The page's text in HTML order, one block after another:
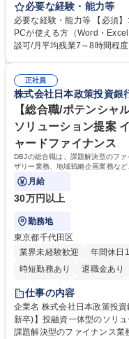
お客様のお声をより良い商品
様相談室でのお仕事です。 日々お客様からいただくキリングループへのご
意見を、企業活動に活かして
って対応、情報提供するとと
平均100件前後■メール・手紙：同上40件前後
相談室】お客様のお声をもと
必要な経験・能力等
必要な経験・能力等 【必須
PCが使える方（Word・
談可/月平均残業7～8時間程度 【入社後の研修】着任から1か月は電話対応
すのでご安心ください。 【
う会社として、お客様との出
を込めてコミュニケーショ
す。 学歴・資格 学歴：大学院 大学 高専 短大 専修学校 高校 語学力： 資
格：
正社員
株式会社日本政策投資銀
【総合職/ポテンシャ
ソリューション提案
ャードファイナンス
DBJの総合職は、課題解決型のフ
ザリー業務、地域戦略企画業務な
広く社会に貢献していく職種です。
月給
30万円以上
勤務地
東京都千代田区
業界未経験歓迎
年間休日
時短勤務あり
退職金あり
駅近5分以内
食事補助あり
託児所あり
仕事の内容
企業名 株式会社日本政策投資銀行 求人名 【総合職/ポテンシャ
新卒)】投融資一体型のソリューション提案 仕事
課題解決型のファイナンス業